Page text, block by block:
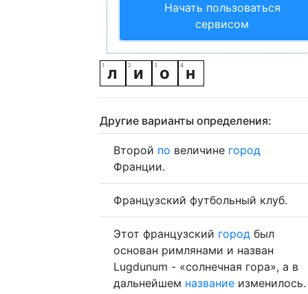
Начать пользоваться
сервисом
л и о н
Другие варианты определения:
Второй по величине город
Франции.
Французский футбольный клуб.
Этот французский город был
основан римлянами и назван
Lugdunum - «солнечная гора», а в
дальнейшем название изменилось.